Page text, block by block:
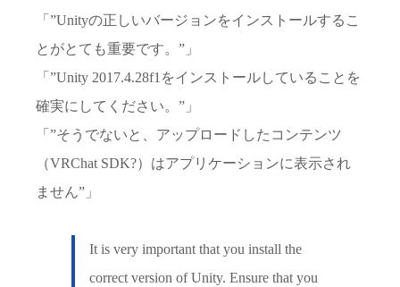
「”Unityの正しいバージョンをインストールするこ
とがとても重要です。”」
「”Unity 2017.4.28f1をインストールしていることを
確実にしてください。”」
「”そうでないと、アップロードしたコンテンツ
（VRChat SDK?）はアプリケーションに表示され
ません”」
It is very important that you install the
correct version of Unity. Ensure that you